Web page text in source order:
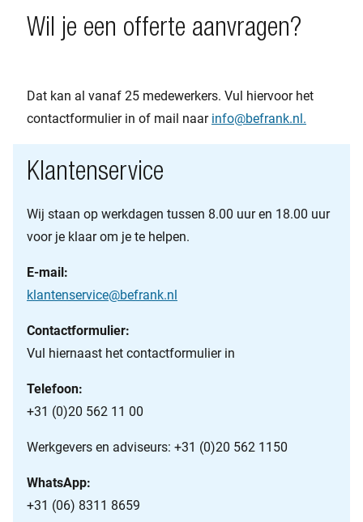
Wil je een offerte aanvragen?
Dat kan al vanaf 25 medewerkers. Vul hiervoor het
contactformulier in of mail naar info@befrank.nl.
Klantenservice
Wij staan op werkdagen tussen 8.00 uur en 18.00 uur
voor je klaar om je te helpen.
E-mail:
klantenservice@befrank.nl
Contactformulier:
Vul hiernaast het contactformulier in
Telefoon:
+31 (0)20 562 11 00
Werkgevers en adviseurs: +31 (0)20 562 1150
WhatsApp:
+31 (06) 8311 8659